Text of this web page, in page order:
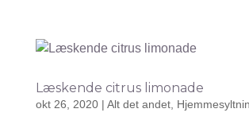
Læskende citrus limonade
okt 26, 2020| Alt det andet,